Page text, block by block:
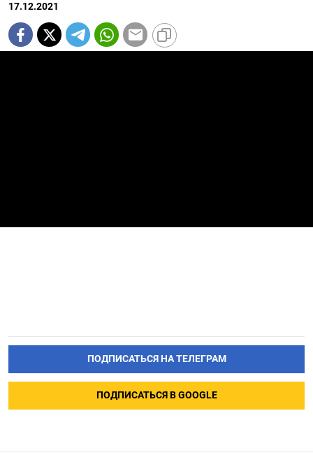
17.12.2021
ПОДПИСАТЬСЯ НА ТЕЛЕГРАМ
ПОДПИСАТЬСЯ В GOOGLE